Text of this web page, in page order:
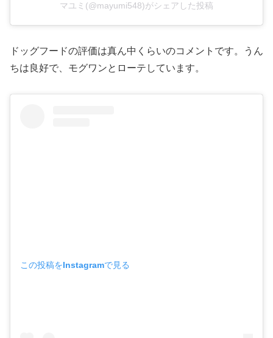
マユミ(@mayumi548)がシェアした投稿
ドッグフードの評価は真ん中くらいのコメントです。うん
ちは良好で、モグワンとローテしています。
この投稿をInstagramで見る